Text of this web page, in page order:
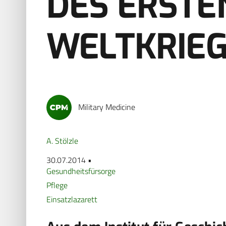
Military Medicine
A. Stölzle
30.07.2014 •
Gesundheitsfürsorge
Pflege
Einsatzlazarett